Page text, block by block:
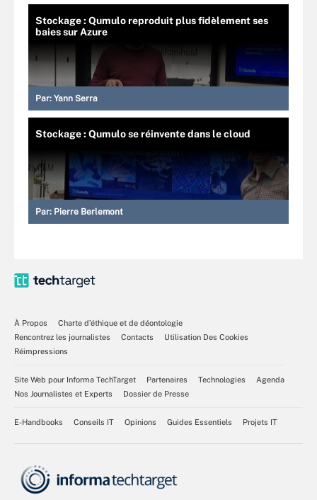
Stockage : Qumulo reproduit plus fidèlement ses
baies sur Azure
Par: Yann Serra
Stockage : Qumulo se réinvente dans le cloud
Par: Pierre Berlemont
À Propos
Charte d’éthique et de déontologie
Rencontrez les journalistes
Contacts
Utilisation Des Cookies
Réimpressions
Site Web pour Informa TechTarget Partenaires Technologies
Agenda
Nos Journalistes et Experts
Dossier de Presse
E-Handbooks Conseils IT Opinions Guides Essentiels Projets IT